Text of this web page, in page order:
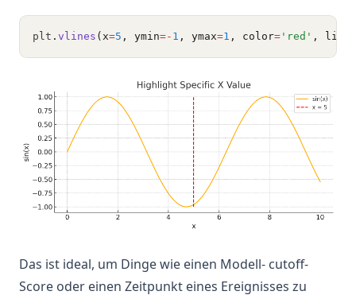
plt . vlines (x=5 , ymin=- 1 , ymax=1 , color= 'red' ,
Das ist ideal, um Dinge wie einen Modell- cutoff-
Score oder einen Zeitpunkt eines Ereignisses zu